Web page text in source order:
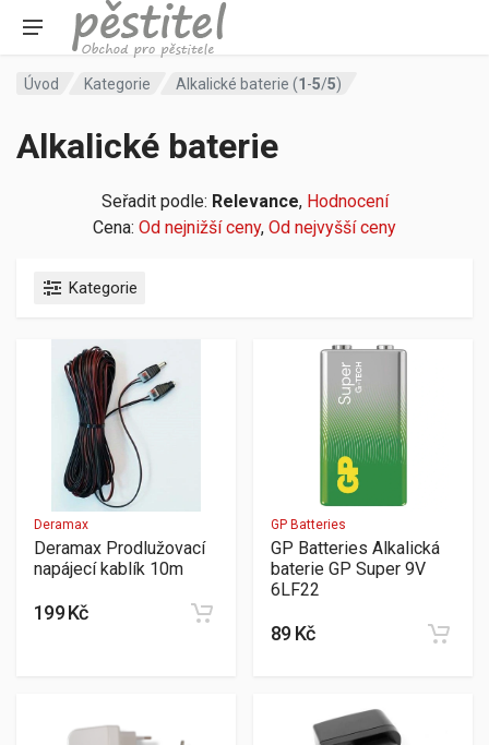
Úvod Kategorie Alkalické baterie (1-5/5)
Alkalické baterie
Seřadit podle: Relevance, Hodnocení
Cena: Od nejnižší ceny, Od nejvyšší ceny
Kategorie
Deramax
Deramax Prodlužovací
napájecí kablík 10m
199 Kč
GP Batteries
GP Batteries Alkalická
baterie GP Super 9V
6LF22
89 Kč